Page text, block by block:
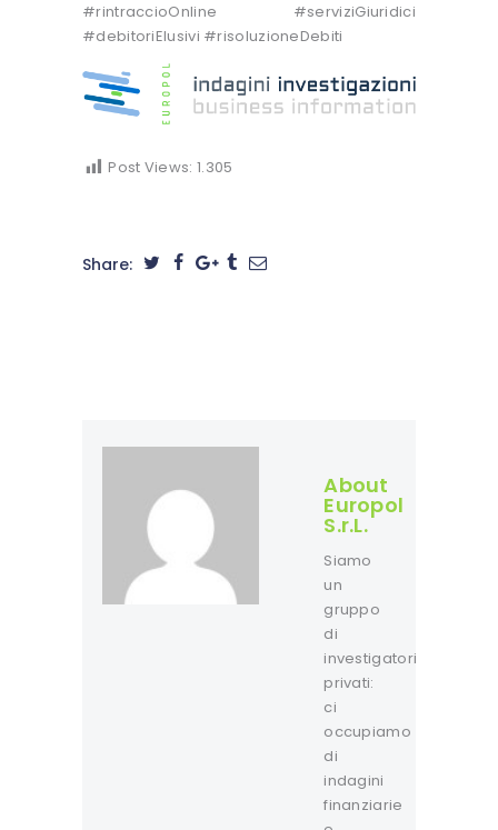
#rintraccioOnline #serviziGiuridici
#debitoriElusivi #risoluzioneDebiti
Post Views: 1.305
Share:
About
Europol
S.r.L.
Siamo
un
gruppo
di
investigatori
privati:
ci
occupiamo
di
indagini
finanziarie